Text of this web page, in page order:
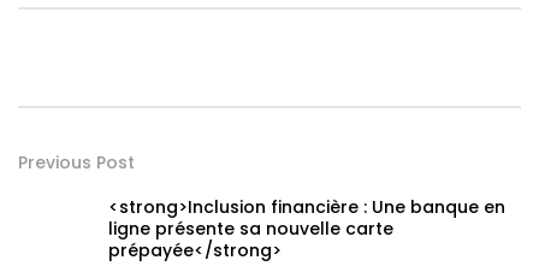
Previous Post
<strong>Inclusion financière : Une banque en
ligne présente sa nouvelle carte
prépayée</strong>